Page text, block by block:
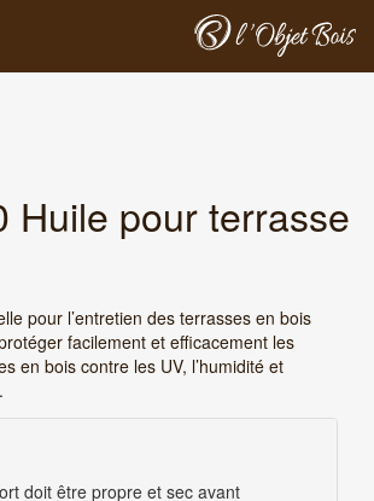
Huile pour terrasse
pour l’entretien des terrasses en bois
facilement et efficacement les
en bois contre les UV, l’humidité et
doit être propre et sec avant